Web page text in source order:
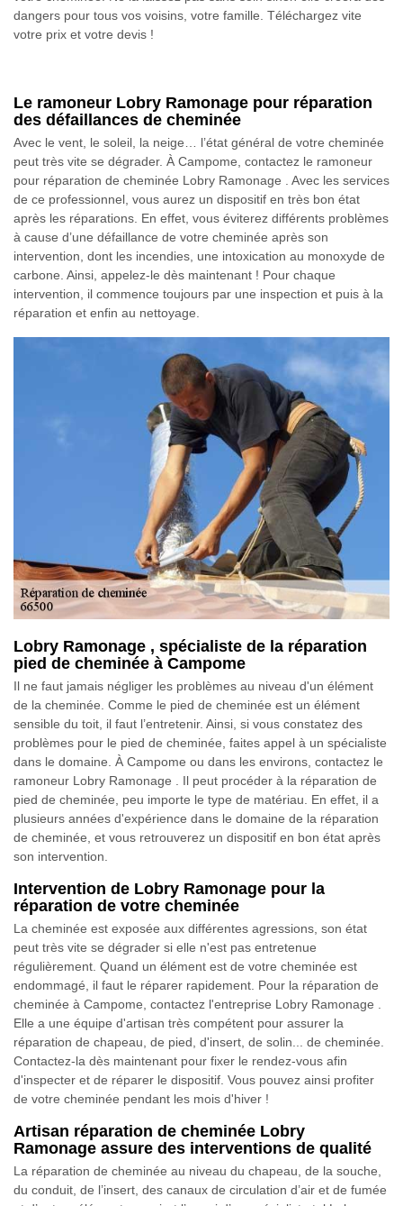
dangers pour tous vos voisins, votre famille. Téléchargez vite
votre prix et votre devis !
Le ramoneur Lobry Ramonage pour réparation
des défaillances de cheminée
Avec le vent, le soleil, la neige… l’état général de votre cheminée
peut très vite se dégrader. À Campome, contactez le ramoneur
pour réparation de cheminée Lobry Ramonage . Avec les services
de ce professionnel, vous aurez un dispositif en très bon état
après les réparations. En effet, vous éviterez différents problèmes
à cause d’une défaillance de votre cheminée après son
intervention, dont les incendies, une intoxication au monoxyde de
carbone. Ainsi, appelez-le dès maintenant ! Pour chaque
intervention, il commence toujours par une inspection et puis à la
réparation et enfin au nettoyage.
Lobry Ramonage , spécialiste de la réparation
pied de cheminée à Campome
Il ne faut jamais négliger les problèmes au niveau d'un élément
de la cheminée. Comme le pied de cheminée est un élément
sensible du toit, il faut l’entretenir. Ainsi, si vous constatez des
problèmes pour le pied de cheminée, faites appel à un spécialiste
dans le domaine. À Campome ou dans les environs, contactez le
ramoneur Lobry Ramonage . Il peut procéder à la réparation de
pied de cheminée, peu importe le type de matériau. En effet, il a
plusieurs années d'expérience dans le domaine de la réparation
de cheminée, et vous retrouverez un dispositif en bon état après
son intervention.
Intervention de Lobry Ramonage pour la
réparation de votre cheminée
La cheminée est exposée aux différentes agressions, son état
peut très vite se dégrader si elle n'est pas entretenue
régulièrement. Quand un élément est de votre cheminée est
endommagé, il faut le réparer rapidement. Pour la réparation de
cheminée à Campome, contactez l'entreprise Lobry Ramonage .
Elle a une équipe d'artisan très compétent pour assurer la
réparation de chapeau, de pied, d'insert, de solin... de cheminée.
Contactez-la dès maintenant pour fixer le rendez-vous afin
d'inspecter et de réparer le dispositif. Vous pouvez ainsi profiter
de votre cheminée pendant les mois d'hiver !
Artisan réparation de cheminée Lobry
Ramonage assure des interventions de qualité
La réparation de cheminée au niveau du chapeau, de la souche,
du conduit, de l’insert, des canaux de circulation d’air et de fumée